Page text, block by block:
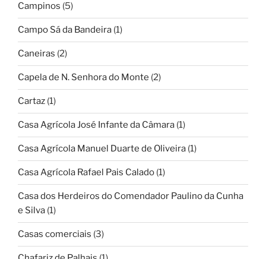
Campinos (5)
Campo Sá da Bandeira (1)
Caneiras (2)
Capela de N. Senhora do Monte (2)
Cartaz (1)
Casa Agrícola José Infante da Câmara (1)
Casa Agrícola Manuel Duarte de Oliveira (1)
Casa Agrícola Rafael Pais Calado (1)
Casa dos Herdeiros do Comendador Paulino da Cunha
e Silva (1)
Casas comerciais (3)